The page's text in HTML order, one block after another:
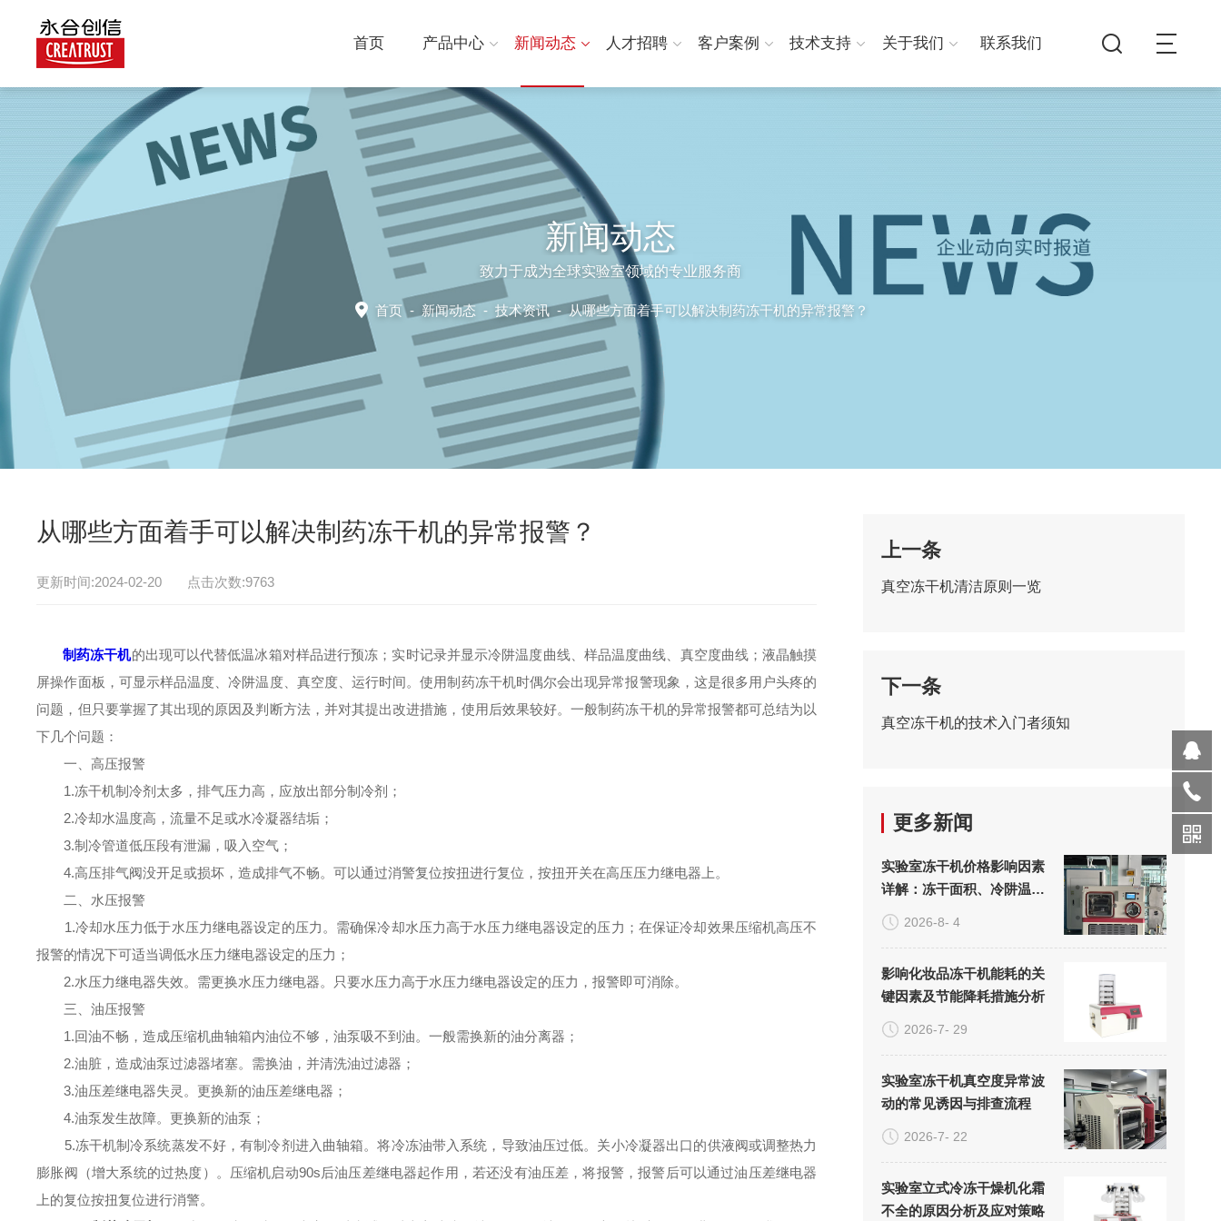
首页 产品中心 新闻动态 人才招聘 客户案例 技术支持 关于我们 联系我们
新闻动态
致力于成为全球实验室领域的专业服务商
首页- 新闻动态 - 技术资讯 -从哪些方面着手可以解决制药冻干机的异常报警？
从哪些方面着手可以解决制药冻干机的异常报警？
更新时间:2024-02-20 点击次数:9763
制药冻干机的出现可以代替低温冰箱对样品进行预冻；实时记录并显示冷阱温度曲线、样品温度曲线、真空度曲线；液晶触摸
屏操作面板，可显示样品温度、冷阱温度、真空度、运行时间。使用制药冻干机时偶尔会出现异常报警现象，这是很多用户头疼的
问题，但只要掌握了其出现的原因及判断方法，并对其提出改进措施，使用后效果较好。一般制药冻干机的异常报警都可总结为以
下几个问题：
一、高压报警
1.冻干机制冷剂太多，排气压力高，应放出部分制冷剂；
2.冷却水温度高，流量不足或水冷凝器结垢；
3.制冷管道低压段有泄漏，吸入空气；
4.高压排气阀没开足或损坏，造成排气不畅。可以通过消警复位按扭进行复位，按扭开关在高压压力继电器上。
二、水压报警
1.冷却水压力低于水压力继电器设定的压力。需确保冷却水压力高于水压力继电器设定的压力；在保证冷却效果压缩机高压不
报警的情况下可适当调低水压力继电器设定的压力；
2.水压力继电器失效。需更换水压力继电器。只要水压力高于水压力继电器设定的压力，报警即可消除。
三、油压报警
1.回油不畅，造成压缩机曲轴箱内油位不够，油泵吸不到油。一般需换新的油分离器；
2.油脏，造成油泵过滤器堵塞。需换油，并清洗油过滤器；
3.油压差继电器失灵。更换新的油压差继电器；
4.油泵发生故障。更换新的油泵；
5.冻干机制冷系统蒸发不好，有制冷剂进入曲轴箱。将冷冻油带入系统，导致油压过低。关小冷凝器出口的供液阀或调整热力
膨胀阀（增大系统的过热度）。压缩机启动90s后油压差继电器起作用，若还没有油压差，将报警，报警后可以通过油压差继电器
上的复位按扭复位进行消警。
上一条
真空冻干机清洁原则一览
下一条
真空冻干机的技术入门者须知
更多新闻
实验室冻干机价格影响因素
详解：冻干面积、冷阱温度
与真空系统的成本构成
2026-8- 4
影响化妆品冻干机能耗的关
键因素及节能降耗措施分析
2026-7- 29
实验室冻干机真空度异常波
动的常见诱因与排查流程
2026-7- 22
实验室立式冷冻干燥机化霜
不全的原因分析及应对策略